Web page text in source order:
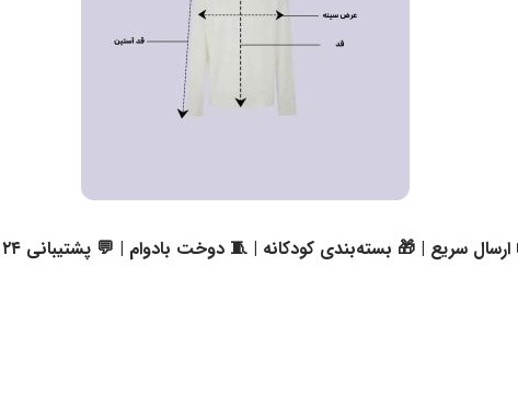
سریع | 🎁 بسته‌بندی کودکانه | 🧵 دوخت بادوام | 💬 پشتیبانی ۲۴ ساعته